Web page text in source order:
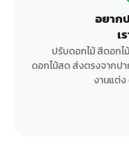
อยาก
เ
ปรับดอกไม้ สีดอกไ
ดอกไม้สด ส่งตรงจากป
งานแต่ง